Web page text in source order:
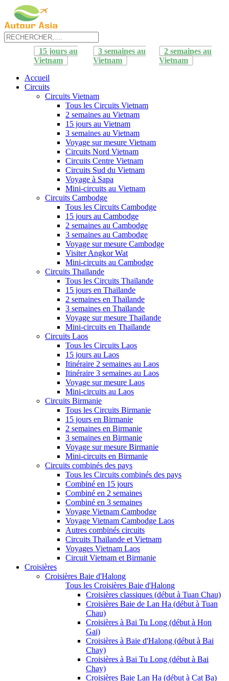
15 jours au
Vietnam
3 semaines au
Vietnam
2 semaines au
Vietnam
Accueil
Circuits
Circuits Vietnam
Tous les Circuits Vietnam
2 semaines au Vietnam
15 jours au Vietnam
3 semaines au Vietnam
Voyage sur mesure Vietnam
Circuits Nord Vietnam
Circuits Centre Vietnam
Circuits Sud du Vietnam
Voyage à Sapa
Mini-circuits au Vietnam
Circuits Cambodge
Tous les Circuits Cambodge
15 jours au Cambodge
2 semaines au Cambodge
3 semaines au Cambodge
Voyage sur mesure Cambodge
Visiter Angkor Wat
Mini-circuits au Cambodge
Circuits Thaïlande
Tous les Circuits Thaïlande
15 jours en Thaïlande
2 semaines en Thaïlande
3 semaines en Thaïlande
Voyage sur mesure Thaïlande
Mini-circuits en Thaïlande
Circuits Laos
Tous les Circuits Laos
15 jours au Laos
Itinéraire 2 semaines au Laos
Itinéraire 3 semaines au Laos
Voyage sur mesure Laos
Mini-circuits au Laos
Circuits Birmanie
Tous les Circuits Birmanie
15 jours en Birmanie
2 semaines en Birmanie
3 semaines en Birmanie
Voyage sur mesure Birmanie
Mini-circuits en Birmanie
Circuits combinés des pays
Tous les Circuits combinés des pays
Combiné en 15 jours
Combiné en 2 semaines
Combiné en 3 semaines
Voyage Vietnam Cambodge
Voyage Vietnam Cambodge Laos
Autres combinés circuits
Circuits Thaïlande et Vietnam
Voyages Vietnam Laos
Circuit Vietnam et Birmanie
Croisières
Croisières Baie d'Halong
Tous les Croisières Baie d'Halong
Croisières classiques (début à Tuan Chau)
Croisières Baie de Lan Ha (début à Tuan
Chau)
Croisières à Bai Tu Long (début à Hon
Gai)
Croisières à Baie d'Halong (début à Bai
Chay)
Croisières à Bai Tu Long (début à Bai
Chay)
Croisières Baie Lan Ha (début à Cat Ba)